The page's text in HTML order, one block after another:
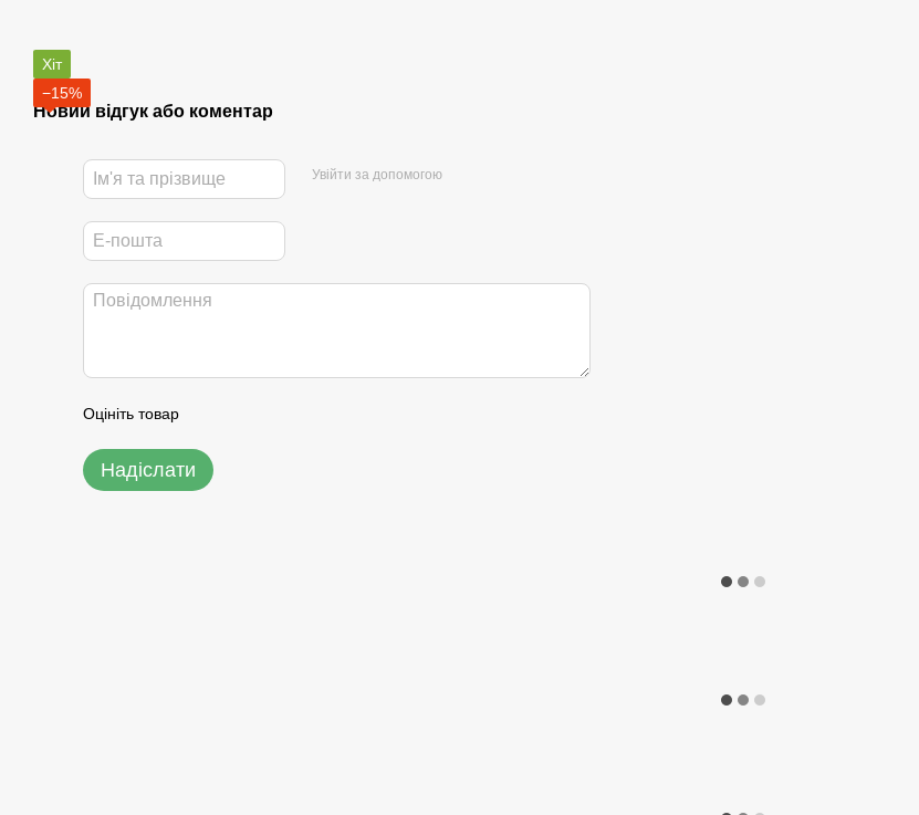
Хіт
−15%
Новий відгук або коментар
Увійти за допомогою
Оцініть товар
Надіслати